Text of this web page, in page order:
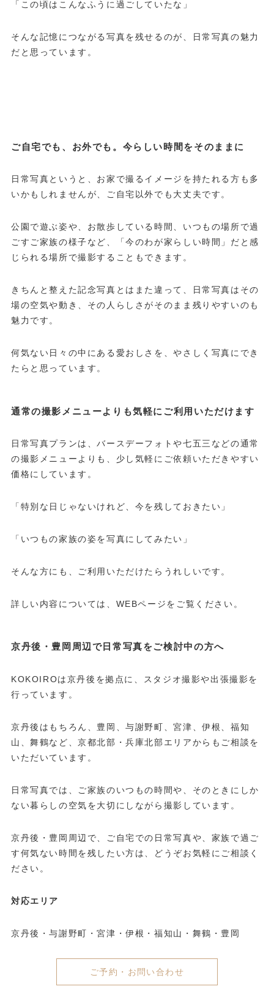
「この頃はこんなふうに過ごしていたな」
そんな記憶につながる写真を残せるのが、日常写真の魅力
だと思っています。
ご自宅でも、お外でも。今らしい時間をそのままに
日常写真というと、お家で撮るイメージを持たれる方も多
いかもしれませんが、ご自宅以外でも大丈夫です。
公園で遊ぶ姿や、お散歩している時間、いつもの場所で過
ごすご家族の様子など、「今のわが家らしい時間」だと感
じられる場所で撮影することもできます。
きちんと整えた記念写真とはまた違って、日常写真はその
場の空気や動き、その人らしさがそのまま残りやすいのも
魅力です。
何気ない日々の中にある愛おしさを、やさしく写真にでき
たらと思っています。
通常の撮影メニューよりも気軽にご利用いただけます
日常写真プランは、バースデーフォトや七五三などの通常
の撮影メニューよりも、少し気軽にご依頼いただきやすい
価格にしています。
「特別な日じゃないけれど、今を残しておきたい」
「いつもの家族の姿を写真にしてみたい」
そんな方にも、ご利用いただけたらうれしいです。
詳しい内容については、WEBページをご覧ください。
京丹後・豊岡周辺で日常写真をご検討中の方へ
KOKOIROは京丹後を拠点に、スタジオ撮影や出張撮影を
行っています。
京丹後はもちろん、豊岡、与謝野町、宮津、伊根、福知
山、舞鶴など、京都北部・兵庫北部エリアからもご相談を
いただいています。
日常写真では、ご家族のいつもの時間や、そのときにしか
ない暮らしの空気を大切にしながら撮影しています。
京丹後・豊岡周辺で、ご自宅での日常写真や、家族で過ご
す何気ない時間を残したい方は、どうぞお気軽にご相談く
ださい。
対応エリア
京丹後・与謝野町・宮津・伊根・福知山・舞鶴・豊岡
ご予約・お問い合わせ